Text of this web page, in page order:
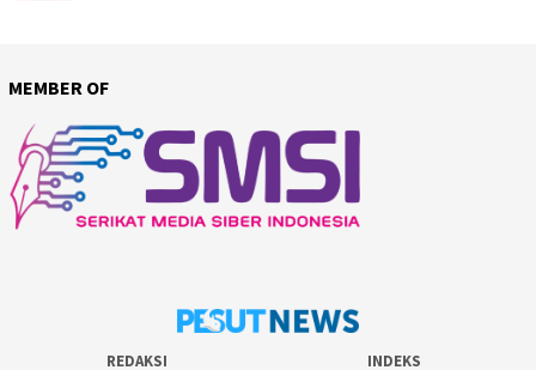
MEMBER OF
REDAKSI INDEKS